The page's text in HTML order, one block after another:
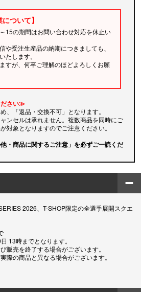
ついて】
15の期間はお問い合わせ対応を休止い
や受注生産品の納期につきましても、
たします。
すが、何卒ご理解のほどよろしくお願
ださい≫
、「返品・交換不可」となります。
ンセルは承れません。複数商品を同時にご
対象となりますのでご注意ください。
・商品に関するご注意」を必ずご一読くだ
2026、T-SHOP限定の全選手展開スクエ
13時までとなります。
販売を終了する場合がございます。
際の商品と異なる場合がございます。